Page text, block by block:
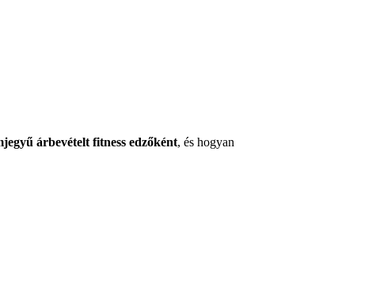
árbevételt fitness edzőként, és hogyan